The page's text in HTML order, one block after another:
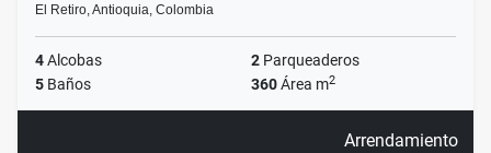
El Retiro, Antioquia, Colombia
4Alcobas 2 Parqueaderos
5 Baños 360Área m2
Arrendamiento